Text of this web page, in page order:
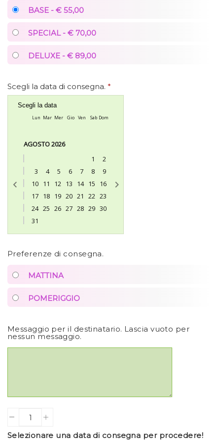
BASE - € 55,00
SPECIAL - € 70,00
DELUXE - € 89,00
Scegli la data di consegna. *
Scegli la data
Lun Mar Mer Gio Ven Sab Dom
AGOSTO 2026
1
2
3
4 5 6 7 8
9
10 11 12 13 14 15
16
17 18 19 20 21 22 23
24 25 26 27 28 29 30
31
Preferenze di consegna.
MATTINA
POMERIGGIO
Messaggio per il destinatario. Lascia vuoto per
nessun messaggio.
Quantity
Selezionare una data di consegna per procedere!